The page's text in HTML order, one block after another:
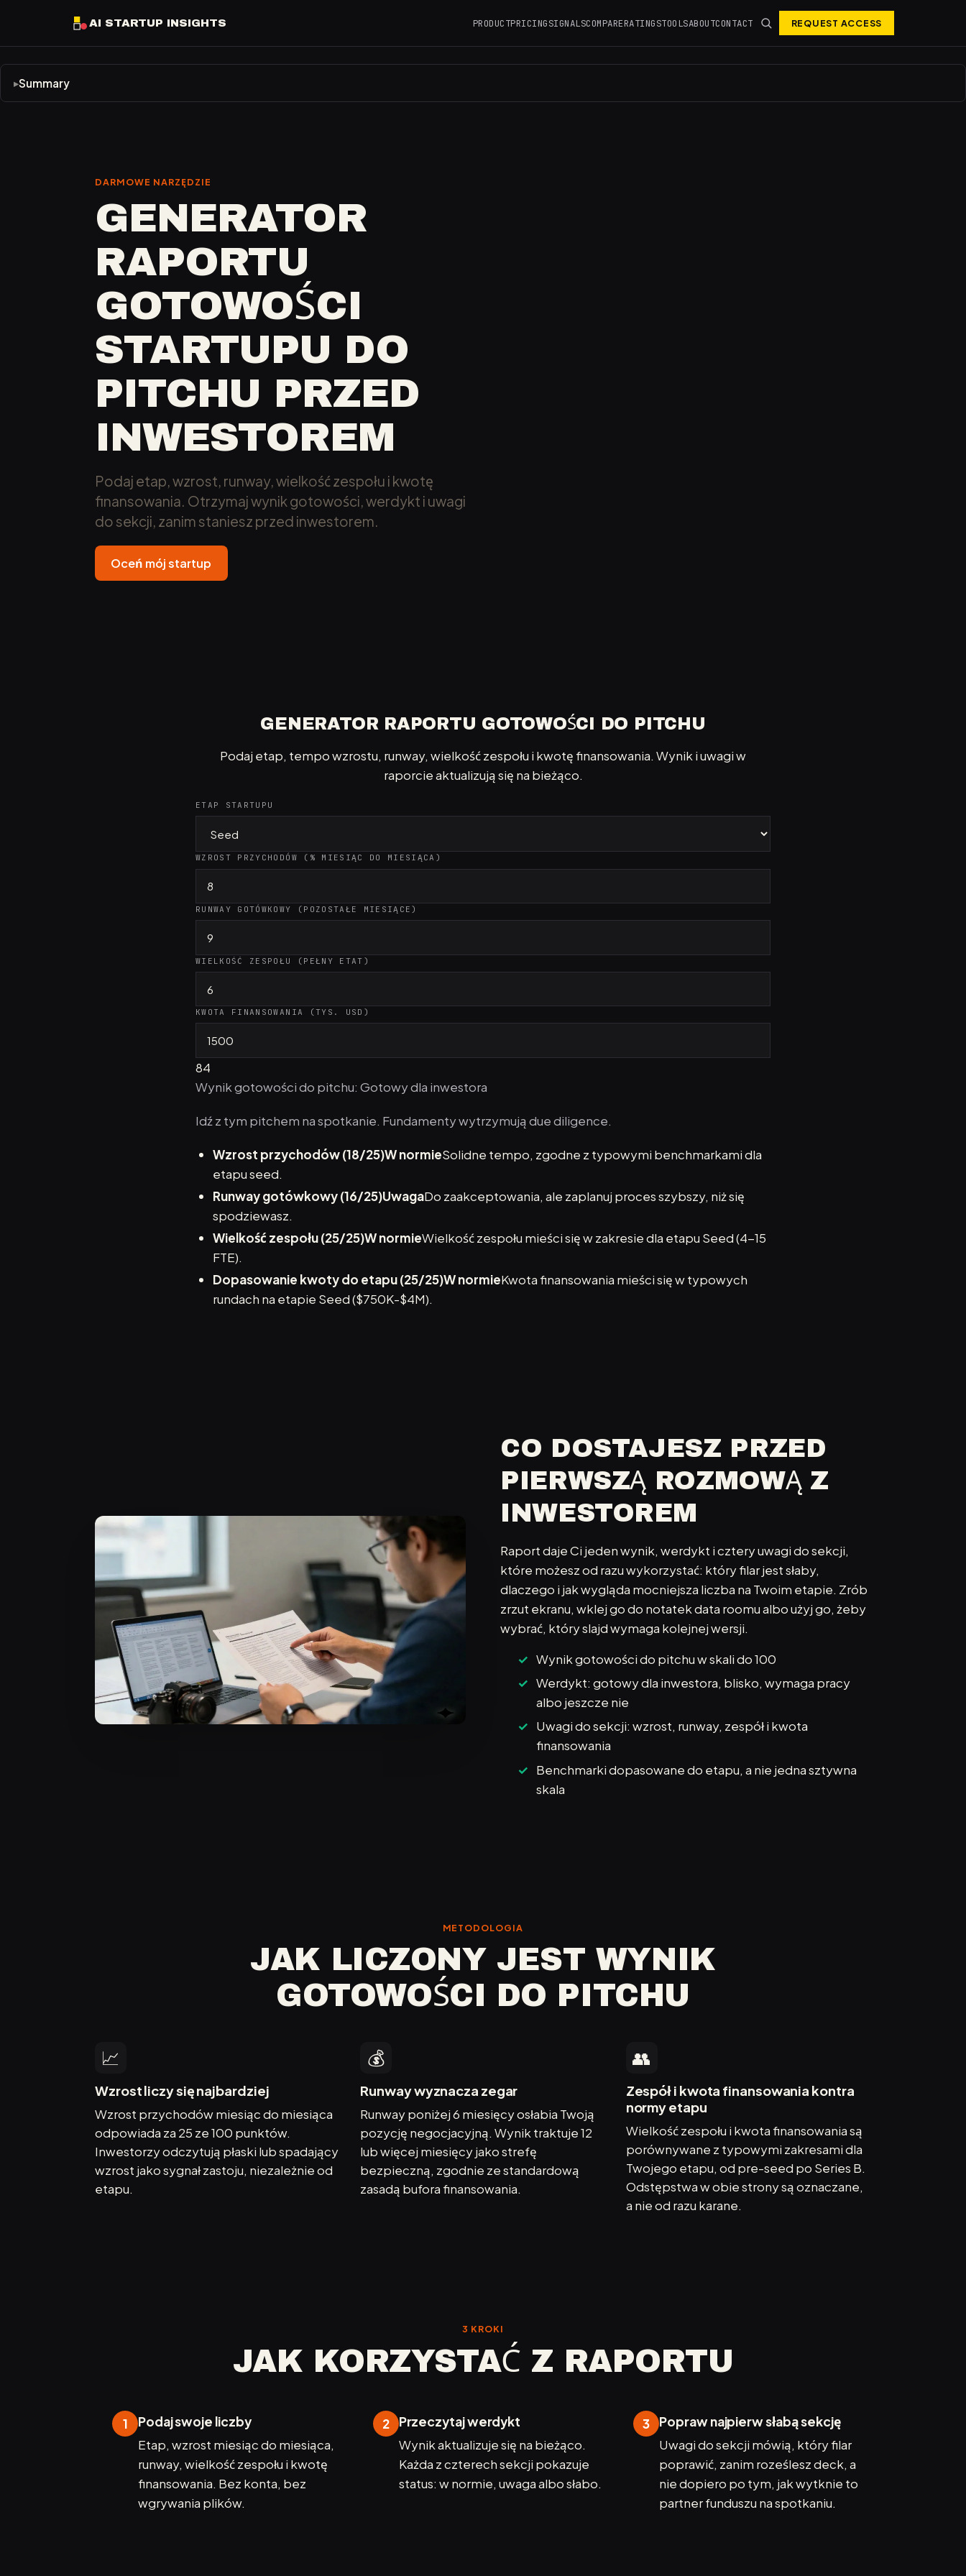
Summary
DARMOWE NARZĘDZIE
GENERATOR
RAPORTU
GOTOWOŚCI
STARTUPU DO
PITCHU PRZED
INWESTOREM
Podaj etap, wzrost, runway, wielkość zespołu i kwotę
finansowania. Otrzymaj wynik gotowości, werdykt i uwagi
do sekcji, zanim staniesz przed inwestorem.
Oceń mój startup
GENERATOR RAPORTU GOTOWOŚCI DO PITCHU
Podaj etap, tempo wzrostu, runway, wielkość zespołu i kwotę finansowania. Wynik i uwagi w
raporcie aktualizują się na bieżąco.
ETAP STARTUPU
WZROST PRZYCHODÓW (% MIESIĄC DO MIESIĄCA)
RUNWAY GOTÓWKOWY (POZOSTAŁE MIESIĄCE)
WIELKOŚĆ ZESPOŁU (PEŁNY ETAT)
KWOTA FINANSOWANIA (TYS. USD)
84
Wynik gotowości do pitchu: Gotowy dla inwestora
Idź z tym pitchem na spotkanie. Fundamenty wytrzymują due diligence.
Wzrost przychodów (18/25)W normieSolidne tempo, zgodne z typowymi benchmarkami dla
etapu seed.
Runway gotówkowy (16/25)UwagaDo zaakceptowania, ale zaplanuj proces szybszy, niż się
spodziewasz.
Wielkość zespołu (25/25)W normieWielkość zespołu mieści się w zakresie dla etapu Seed (4-15
FTE).
Dopasowanie kwoty do etapu (25/25)W normieKwota finansowania mieści się w typowych
rundach na etapie Seed ($750K-$4M).
CO DOSTAJESZ PRZED
PIERWSZĄ ROZMOWĄ Z
INWESTOREM
Raport daje Ci jeden wynik, werdykt i cztery uwagi do sekcji,
które możesz od razu wykorzystać: który filar jest słaby,
dlaczego i jak wygląda mocniejsza liczba na Twoim etapie. Zrób
zrzut ekranu, wklej go do notatek data roomu albo użyj go, żeby
wybrać, który slajd wymaga kolejnej wersji.
Wynik gotowości do pitchu w skali do 100
Werdykt: gotowy dla inwestora, blisko, wymaga pracy
albo jeszcze nie
Uwagi do sekcji: wzrost, runway, zespół i kwota
finansowania
Benchmarki dopasowane do etapu, a nie jedna sztywna
skala
METODOLOGIA
JAK LICZONY JEST WYNIK
GOTOWOŚCI DO PITCHU
📈
Wzrost liczy się najbardziej
Wzrost przychodów miesiąc do miesiąca
odpowiada za 25 ze 100 punktów.
Inwestorzy odczytują płaski lub spadający
wzrost jako sygnał zastoju, niezależnie od
etapu.
💰
Runway wyznacza zegar
Runway poniżej 6 miesięcy osłabia Twoją
pozycję negocjacyjną. Wynik traktuje 12
lub więcej miesięcy jako strefę
bezpieczną, zgodnie ze standardową
zasadą bufora finansowania.
👥
Zespół i kwota finansowania kontra
normy etapu
Wielkość zespołu i kwota finansowania są
porównywane z typowymi zakresami dla
Twojego etapu, od pre-seed po Series B.
Odstępstwa w obie strony są oznaczane,
a nie od razu karane.
3 KROKI
JAK KORZYSTAĆ Z RAPORTU
1
Podaj swoje liczby
Etap, wzrost miesiąc do miesiąca,
runway, wielkość zespołu i kwotę
finansowania. Bez konta, bez
wgrywania plików.
2 Przeczytaj werdykt
Wynik aktualizuje się na bieżąco.
Każda z czterech sekcji pokazuje
status: w normie, uwaga albo słabo.
3
Popraw najpierw słabą sekcję
Uwagi do sekcji mówią, który filar
poprawić, zanim roześlesz deck, a
nie dopiero po tym, jak wytknie to
partner funduszu na spotkaniu.
AI STARTUP INSIGHTS PRODUCTPRICINGSIGNALSCOMPARERATINGSTOOLSABOUTCONTACT REQUEST ACCESS